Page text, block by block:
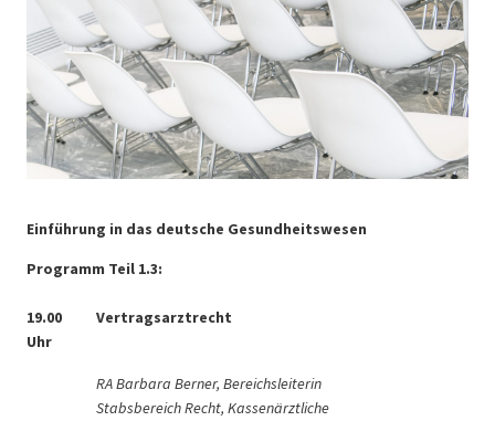
Einführung in das deutsche Gesundheitswesen
Programm Teil 1.3:
19.00
Uhr
Vertragsarztrecht
RA Barbara Berner, Bereichsleiterin
Stabsbereich Recht, Kassenärztliche